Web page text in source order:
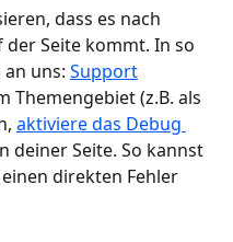
dass es nach
Seite kommt. In so
uns: Support
Themengebiet (z.B. als
aktiviere das Debug
deiner Seite. So kannst
direkten Fehler